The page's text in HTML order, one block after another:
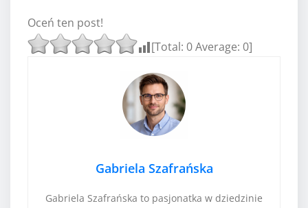
Oceń ten post!
[Total: 0Average: 0]
Gabriela Szafrańska
Gabriela Szafrańska to pasjonatka w dziedzinie